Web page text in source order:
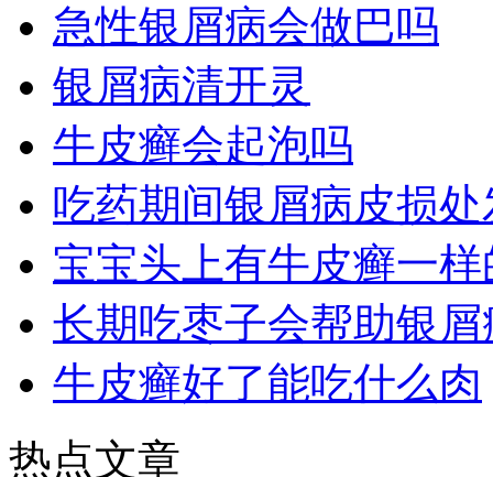
急性银屑病会做巴吗
银屑病清开灵
牛皮癣会起泡吗
吃药期间银屑病皮损处
宝宝头上有牛皮癣一样
长期吃枣子会帮助银
牛皮癣好了能吃什么肉
热点文章